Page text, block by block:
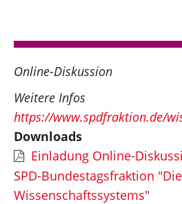
Online-Diskussion
Weitere Infos
https://www.spdfraktion.de/
Downloads
Einladung Online-
SPD-Bundestagsfraktion
Wissenschaftssystems"